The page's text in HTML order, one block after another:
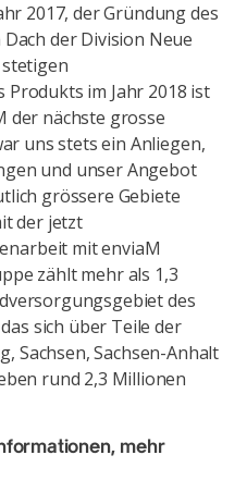
2017, der Gründung des
der Division Neue
im Jahr 2018 ist
der nächste grosse
uns stets ein Anliegen,
und unser Angebot
grössere Gebiete
der jetzt
mit enviaM
zählt mehr als 1,3
des
sich über Teile der
Sachsen, Sachsen-Anhalt
rund 2,3 Millionen
mehr